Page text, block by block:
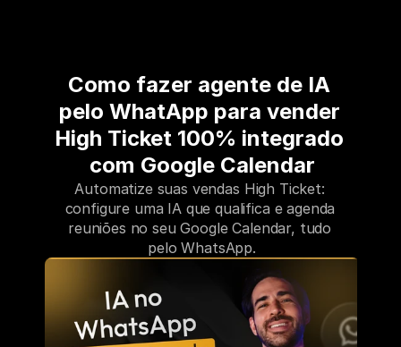
Como fazer agente de IA
pelo WhatApp para vender
High Ticket 100% integrado
com Google Calendar
Automatize suas vendas High Ticket:
configure uma IA que qualifica e agenda
reuniões no seu Google Calendar, tudo
pelo WhatsApp.